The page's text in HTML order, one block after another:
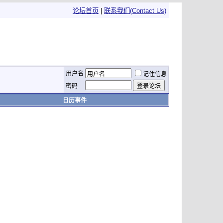
论坛首页 联系我们(Contact Us)
用户名
记住信息
密码
日历事件